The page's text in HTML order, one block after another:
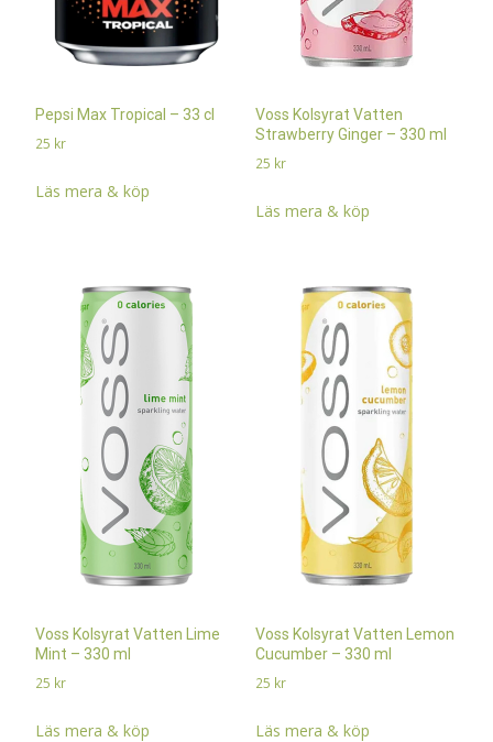
Pepsi Max Tropical – 33 cl
25 kr
Läs mera & köp
Voss Kolsyrat Vatten
Strawberry Ginger – 330 ml
25 kr
Läs mera & köp
Voss Kolsyrat Vatten Lime
Mint – 330 ml
25 kr
Läs mera & köp
Voss Kolsyrat Vatten Lemon
Cucumber – 330 ml
25 kr
Läs mera & köp